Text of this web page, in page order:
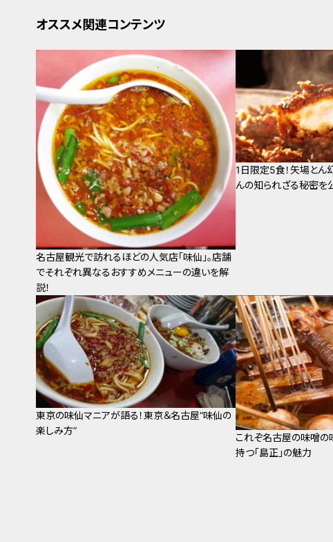
オススメ関連コンテンツ
名古屋観光で訪れるほどの人気店「味仙」。店舗
でそれぞれ異なるおすすめメニューの違いを解
説！
1日限定5食！矢場とん
んの知られざる秘密を
東京の味仙マニアが語る！東京＆名古屋“味仙の
楽しみ方”
これぞ名古屋の味噌の
持つ「島正」の魅力